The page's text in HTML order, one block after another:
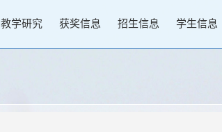
教学研究 获奖信息 招生信息 学生信息